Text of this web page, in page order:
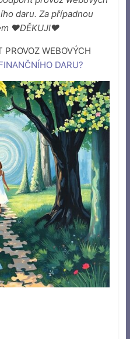
daru. Za případnou
♥DĚKUJI♥
PROVOZ WEBOVÝCH
DARU?